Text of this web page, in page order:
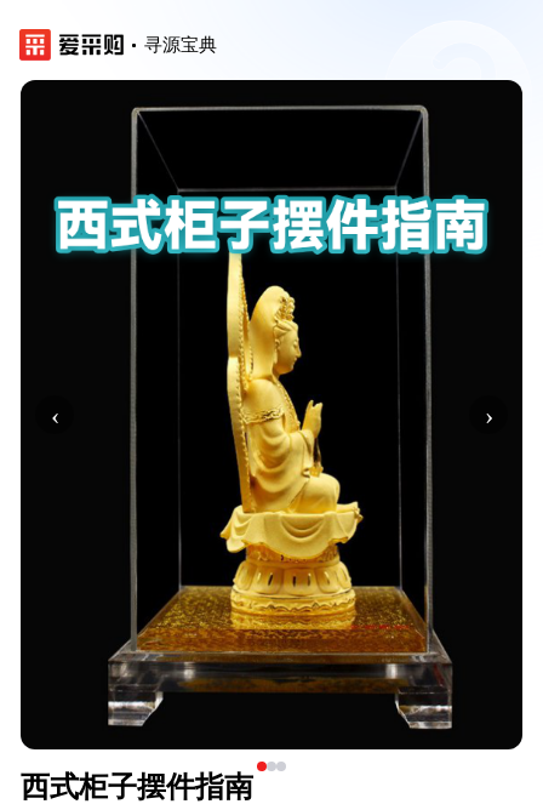
寻源宝典
‹ ›
西式柜子摆件指南